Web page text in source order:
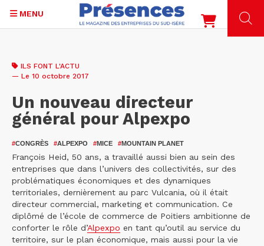
contenu
MENU
ILS FONT L'ACTU
— Le 10 octobre 2017
Un nouveau directeur
général pour Alpexpo
#CONGRÈS #ALPEXPO #MICE #MOUNTAIN PLANET
François Heid, 50 ans, a travaillé aussi bien au sein des
entreprises que dans l’univers des collectivités, sur des
problématiques économiques et des dynamiques
territoriales, dernièrement au parc Vulcania, où il était
directeur commercial, marketing et communication. Ce
diplômé de l’école de commerce de Poitiers ambitionne de
conforter le rôle d’Alpexpo en tant qu’outil au service du
territoire, sur le plan économique, mais aussi pour la vie